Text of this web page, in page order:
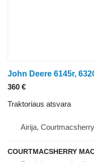
360 €
Traktoriaus atsvara
Airija, Courtmacsherry
COURTMACSHERRY